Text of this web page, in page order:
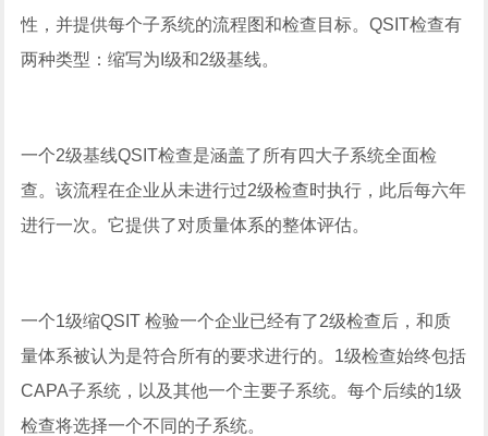
性，并提供每个子系统的流程图和检查目标。QSIT检查有
两种类型：缩写为I级和2级基线。
一个2级基线QSIT检查是涵盖了所有四大子系统全面检
查。该流程在企业从未进行过2级检查时执行，此后每六年
进行一次。它提供了对质量体系的整体评估。
一个1级缩QSIT 检验一个企业已经有了2级检查后，和质
量体系被认为是符合所有的要求进行的。1级检查始终包括
CAPA子系统，以及其他一个主要子系统。每个后续的1级
检查将选择一个不同的子系统。